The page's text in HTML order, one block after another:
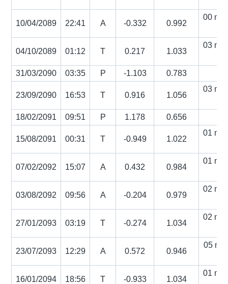
10/04/2089 22:41 A -0.332 0.992
00
04/10/2089 01:12 T 0.217 1.033
03
31/03/2090
03:35 P -1.103 0.783
23/09/2090 16:53 T 0.916 1.056
03
18/02/2091
09:51 P 1.178 0.656
15/08/2091 00:31 T -0.949 1.022
01
07/02/2092 15:07 A 0.432 0.984
01
03/08/2092 09:56 A -0.204 0.979
02
27/01/2093 03:19 T -0.274 1.034
02
23/07/2093 12:29 A 0.572 0.946
05
16/01/2094 18:56 T -0.933 1.034
01